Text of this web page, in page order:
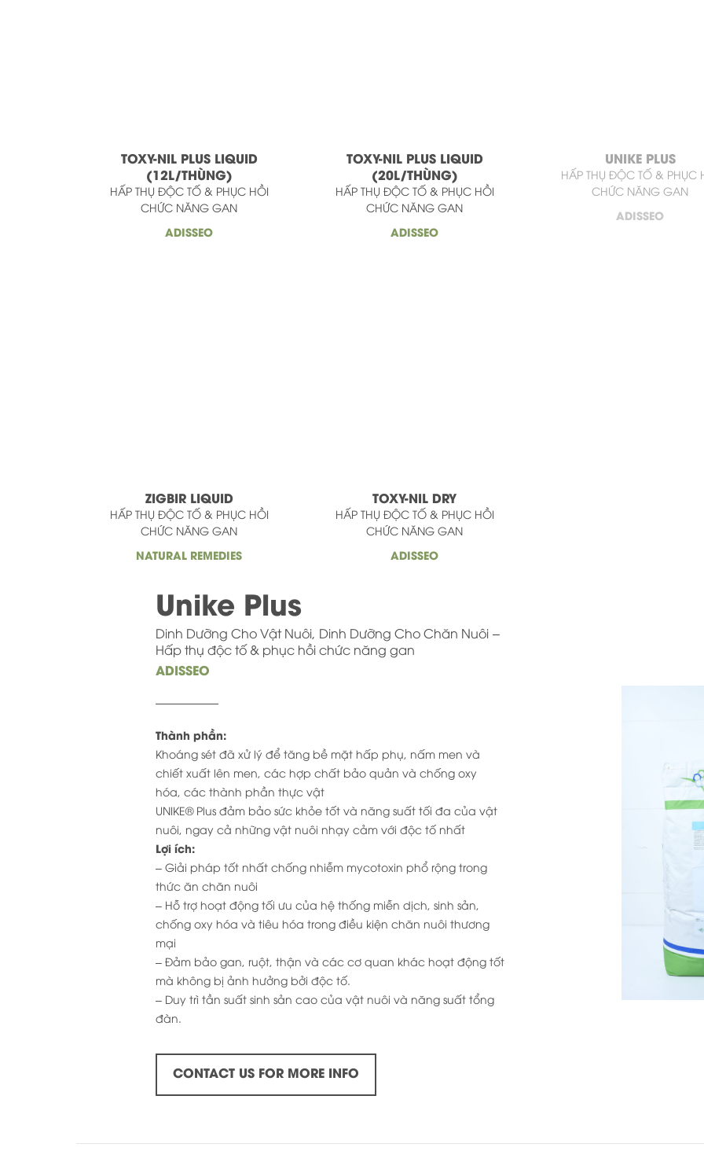
Trang chủ
Liên hệ
TOXY-NIL PLUS LIQUID
(12L/THÙNG)
HẤP THỤ ĐỘC TỐ & PHỤC HỒI
CHỨC NĂNG GAN
ADISSEO
TOXY-NIL PLUS LIQUID
(20L/THÙNG)
HẤP THỤ ĐỘC TỐ & PHỤC HỒI
CHỨC NĂNG GAN
ADISSEO
UNIKE PLUS
HẤP THỤ ĐỘC TỐ & PHỤC
CHỨC NĂNG GAN
ADISSEO
ZIGBIR LIQUID
HẤP THỤ ĐỘC TỐ & PHỤC HỒI
CHỨC NĂNG GAN
NATURAL REMEDIES
TOXY-NIL DRY
HẤP THỤ ĐỘC TỐ & PHỤC HỒI
CHỨC NĂNG GAN
ADISSEO
Unike Plus
Dinh Dưỡng Cho Vật Nuôi
Dinh Dưỡng Cho Chăn Nuôi
Hấp thụ độc tố & phục hồi chức năng gan
ADISSEO
Thành phần:
Khoáng sét đã xử lý để tăng bề mặt hấp phụ, nấm men và
chiết xuất lên men, các hợp chất bảo quản và chống oxy
hóa, các thành phần thực vật
UNIKE® Plus đảm bảo sức khỏe tốt và năng suất tối đa của vật
nuôi, ngay cả những vật nuôi nhạy cảm với độc tố nhất
Lợi ích:
– Giải pháp tốt nhất chống nhiễm mycotoxin phổ rộng trong
thức ăn chăn nuôi
– Hỗ trợ hoạt động tối ưu của hệ thống miễn dịch, sinh sản,
chống oxy hóa và tiêu hóa trong điều kiện chăn nuôi thương
mại
– Đảm bảo gan, ruột, thận và các cơ quan khác hoạt động tốt
mà không bị ảnh hưởng bởi độc tố.
– Duy trì tần suất sinh sản cao của vật nuôi và năng suất tổng
đàn.
CONTACT US FOR MORE INFO